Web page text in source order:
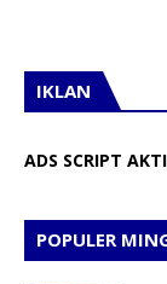
IKLAN
ADS SCRIPT
POPULER